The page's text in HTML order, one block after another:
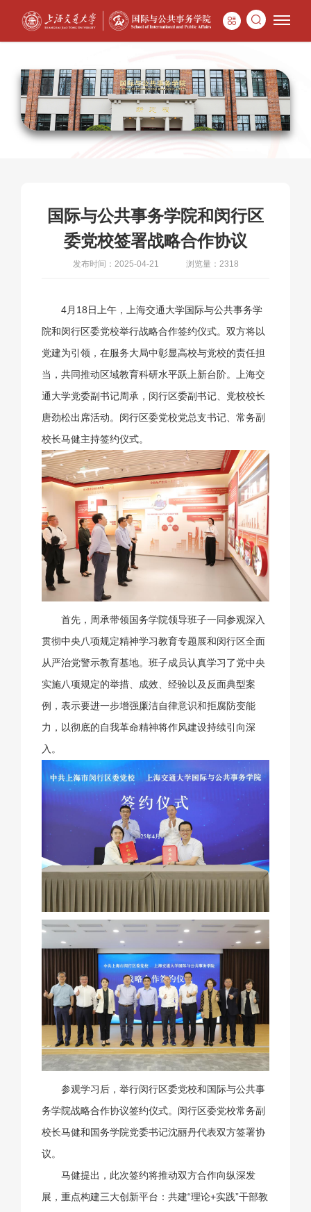
国际与公共事务学院和闵行区
委党校签署战略合作协议
发布时间：2025-04-21 浏览量：2318
4月18日上午，上海交通大学国际与公共事务学
院和闵行区委党校举行战略合作签约仪式。双方将以
党建为引领，在服务大局中彰显高校与党校的责任担
当，共同推动区域教育科研水平跃上新台阶。上海交
通大学党委副书记周承，闵行区委副书记、党校校长
唐劲松出席活动。闵行区委党校党总支书记、常务副
校长马健主持签约仪式。
首先，周承带领国务学院领导班子一同参观深入
贯彻中央八项规定精神学习教育专题展和闵行区全面
从严治党警示教育基地。班子成员认真学习了党中央
实施八项规定的举措、成效、经验以及反面典型案
例，表示要进一步增强廉洁自律意识和拒腐防变能
力，以彻底的自我革命精神将作风建设持续引向深
入。
参观学习后，举行闵行区委党校和国际与公共事
务学院战略合作协议签约仪式。闵行区委党校常务副
校长马健和国务学院党委书记沈丽丹代表双方签署协
议。
马健提出，此次签约将推动双方合作向纵深发
展，重点构建三大创新平台：共建“理论+实践”干部教